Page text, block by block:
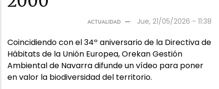
ACTUALIDAD Jue, 21/05/2026 - 11:38
Coincidiendo con el 34º aniversario de la Directiva de
Hábitats de la Unión Europea, Orekan Gestión
Ambiental de Navarra difunde un vídeo para poner
en valor la biodiversidad del territorio.